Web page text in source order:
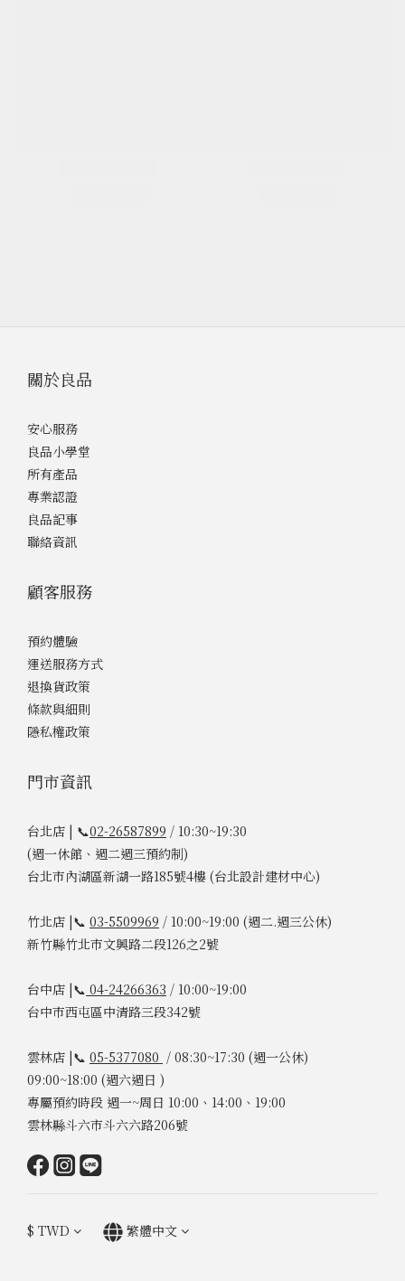
關於良品
安心服務
良品小學堂
所有產品
專業認證
良品記事
聯絡資訊
顧客服務
預約體驗
運送服務方式
退換貨政策
條款與細則
隱私權政策
門市資訊
台北店 | 📞02-26587899 / 10:30~19:30
(週一休館、週二週三預約制)
台北市內湖區新湖一路185號4樓 (台北設計建材中心)
竹北店 |📞 03-5509969 / 10:00~19:00 (週二.週三公休)
新竹縣竹北市文興路二段126之2號
台中店 |📞 04-24266363 / 10:00~19:00
台中市西屯區中清路三段342號
雲林店 |📞 05-5377080 / 08:30~17:30 (週一公休)
09:00~18:00 (週六週日 )
專屬預約時段 週一~周日 10:00、14:00、19:00
雲林縣斗六市斗六六路206號
$ TWD 繁體中文